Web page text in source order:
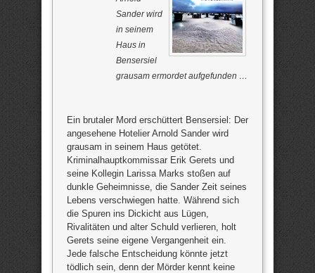
Sander wird
in seinem
Haus in
Bensersiel
grausam ermordet aufgefunden …
Ein brutaler Mord erschüttert Bensersiel: Der
angesehene Hotelier Arnold Sander wird
grausam in seinem Haus getötet.
Kriminalhauptkommissar Erik Gerets und
seine Kollegin Larissa Marks stoßen auf
dunkle Geheimnisse, die Sander Zeit seines
Lebens verschwiegen hatte. Während sich
die Spuren ins Dickicht aus Lügen,
Rivalitäten und alter Schuld verlieren, holt
Gerets seine eigene Vergangenheit ein.
Jede falsche Entscheidung könnte jetzt
tödlich sein, denn der Mörder kennt keine